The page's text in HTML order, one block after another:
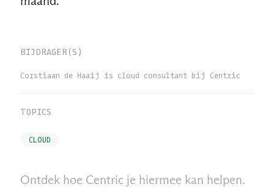
BIJDRAGER(S)
Corstiaan de Haaij is cloud consultant bij Centric
TOPICS
CLOUD
Ontdek hoe Centric je hiermee kan helpen.